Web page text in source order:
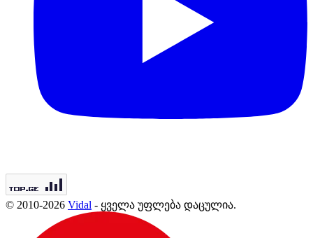
© 2010-2026 Vidal - ყველა უფლება დაცულია.